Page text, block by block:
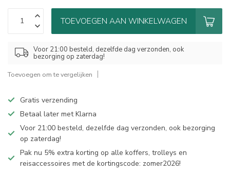
TOEVOEGEN AAN WINKELWAGEN
Voor 21:00 besteld, dezelfde dag verzonden, ook
bezorging op zaterdag!
Toevoegen om te vergelijken
Gratis verzending
Betaal later met Klarna
Voor 21:00 besteld, dezelfde dag verzonden, ook bezorging
op zaterdag!
Pak nu 5% extra korting op alle koffers, trolleys en
reisaccessoires met de kortingscode: zomer2026!